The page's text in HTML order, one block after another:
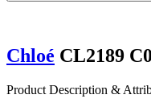
Chloé CL2189
Product Description &